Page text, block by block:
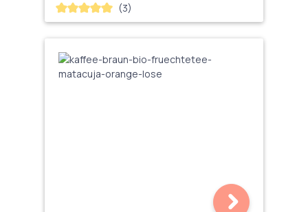
Durchschnittliche Bewertung von 5 von 5 Sternen
(3)